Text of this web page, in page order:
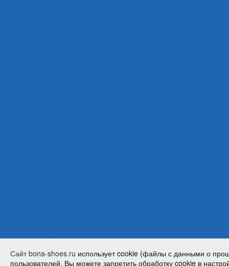
Сайт bona-shoes.ru использует cookie (файлы с данными о
пользователей. Вы можете запретить обработку cookie в